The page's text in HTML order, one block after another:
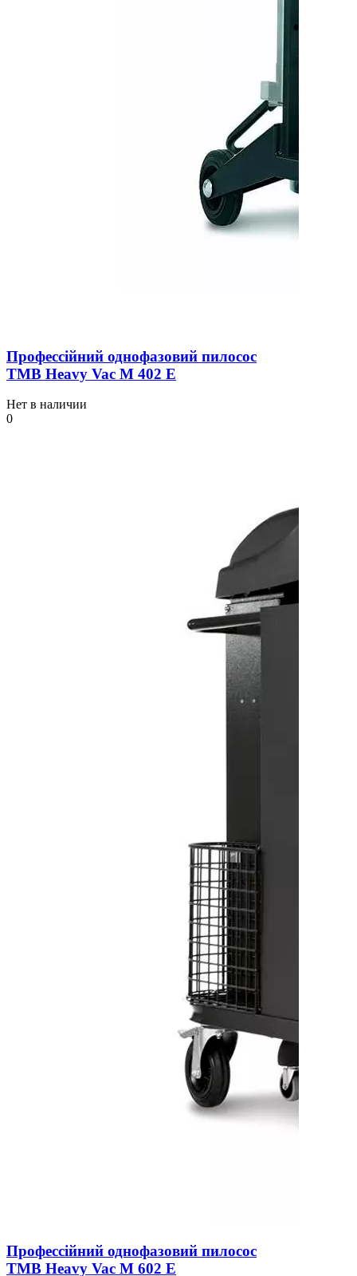
Профессійний однофазовий пилосос
TMB Heavy Vac М 402 Е
Нет в наличии
0
Профессійний однофазовий пилосос
TMB Heavy Vac М 602 Е